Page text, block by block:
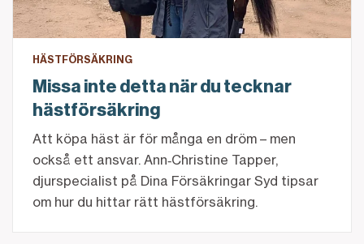
HÄSTFÖRSÄKRING
Missa inte detta när du tecknar
hästförsäkring
Att köpa häst är för många en dröm – men
också ett ansvar. Ann‑Christine Tapper,
djurspecialist på Dina Försäkringar Syd tipsar
om hur du hittar rätt hästförsäkring.